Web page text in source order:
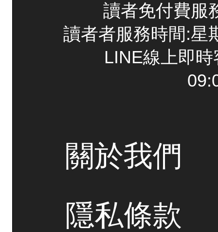
讀者免付費服
讀者者服務時間:星
LINE線上即
關於我們
隱私條款